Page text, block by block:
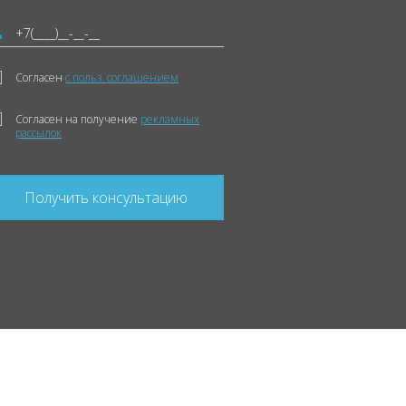
Согласенс польз. соглашением
Согласен на получение рекламных
рассылок
Получить консультацию